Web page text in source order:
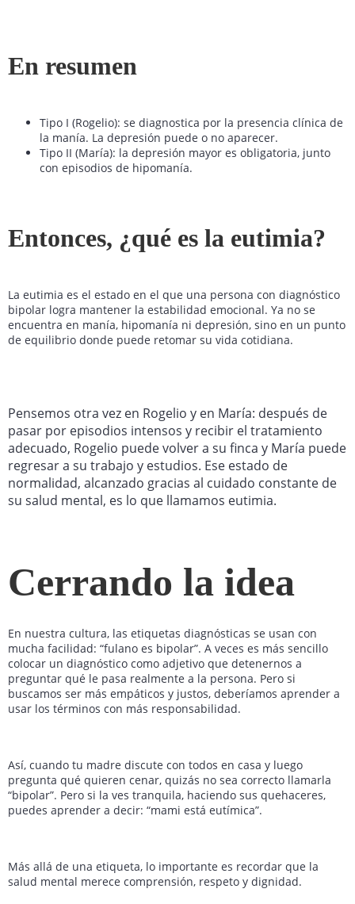
En resumen
Tipo I (Rogelio): se diagnostica por la presencia clínica de
la manía. La depresión puede o no aparecer.
Tipo II (María): la depresión mayor es obligatoria, junto
con episodios de hipomanía.
Entonces, ¿qué es la eutimia?
La eutimia es el estado en el que una persona con diagnóstico
bipolar logra mantener la estabilidad emocional. Ya no se
encuentra en manía, hipomanía ni depresión, sino en un punto
de equilibrio donde puede retomar su vida cotidiana.
Pensemos otra vez en Rogelio y en María: después de
pasar por episodios intensos y recibir el tratamiento
adecuado, Rogelio puede volver a su finca y María puede
regresar a su trabajo y estudios. Ese estado de
normalidad, alcanzado gracias al cuidado constante de
su salud mental, es lo que llamamos eutimia.
Cerrando la idea
En nuestra cultura, las etiquetas diagnósticas se usan con
mucha facilidad: “fulano es bipolar”. A veces es más sencillo
colocar un diagnóstico como adjetivo que detenernos a
preguntar qué le pasa realmente a la persona. Pero si
buscamos ser más empáticos y justos, deberíamos aprender a
usar los términos con más responsabilidad.
Así, cuando tu madre discute con todos en casa y luego
pregunta qué quieren cenar, quizás no sea correcto llamarla
“bipolar”. Pero si la ves tranquila, haciendo sus quehaceres,
puedes aprender a decir: “mami está eutímica”.
Más allá de una etiqueta, lo importante es recordar que la
salud mental merece comprensión, respeto y dignidad.